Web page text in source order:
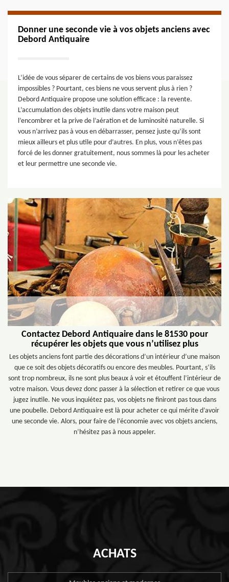
Donner une seconde vie à vos objets anciens avec
Debord Antiquaire
L’idée de vous séparer de certains de vos biens vous paraissez
impossibles ? Pourtant, ces biens ne vous servent plus à rien ?
Debord Antiquaire propose une solution efficace : la revente.
L’accumulation des objets inutile dans votre maison peut
l’encombrer et la prive de l’aération et de luminosité naturelle. Si
vous n’arrivez pas à vous en débarrasser, pensez juste qu’ils sont
mieux ailleurs et plus utile pour d’autres. En plus, vous n’êtes pas
forcé de les donner gratuitement, nous sommes là pour les acheter
et leur permettre une seconde vie.
Contactez Debord Antiquaire dans le 81530 pour
récupérer les objets que vous n’utilisez plus
Les objets anciens font partie des décorations d’un intérieur d’une maison
que ce soit des objets décoratifs ou encore des meubles. Pourtant, s’ils
sont trop nombreux, ils ne sont plus beaux à voir et étouffent l’intérieur de
votre maison. Vous devez donc passer à la sélection et retirer ce que vous
jugez inutile. Ne vous inquiétez pas, vos objets ne finiront pas tous dans
une poubelle. Debord Antiquaire est là pour acheter ce qui mérite d’avoir
une seconde vie. Alors, pour faire de l’économie avec vos objets anciens,
n’hésitez pas à nous appeler.
ACHATS